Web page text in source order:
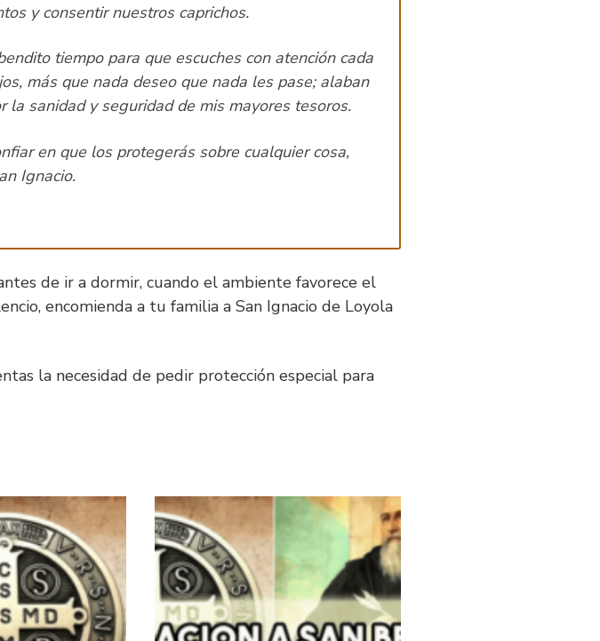
y consentir nuestros caprichos.
tiempo para que escuches con atención cada
más que nada deseo que nada les pase; alaban
la sanidad y seguridad de mis mayores tesoros.
en que los protegerás sobre cualquier cosa,
Ignacio.
de ir a dormir, cuando el ambiente favorece el
encomienda a tu familia a San Ignacio de Loyola
la necesidad de pedir protección especial para